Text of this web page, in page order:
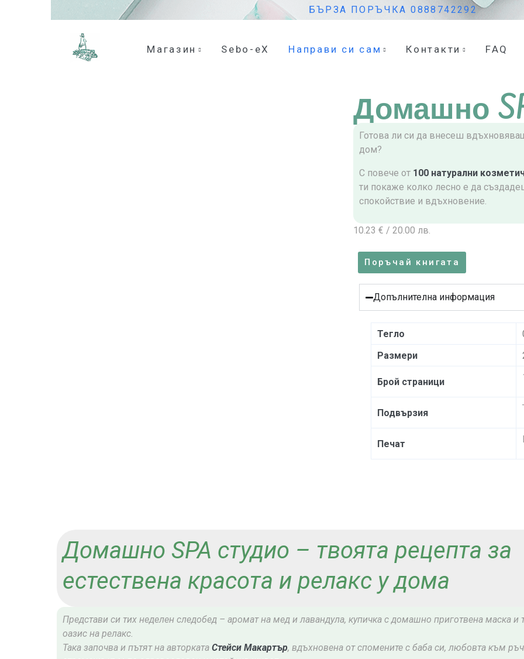
БЪРЗА ПОРЪЧКА 0888742292
Магазин Sebo-eX Направи си сам Контакти FAQ
Домашно
Готова ли си да внесеш
дом?
С повече от 100 натурални
ти покаже колко лесно е да
спокойствие и вдъхновение.
10.23 € /20.00 лв.
Поръчай книгата
Допълнителна информация
Тегло
Размери
Брой страници
Подвързия
Печат
Домашно SPA студио – твоята рецепта за
естествена красота и релакс у дома
Представи си тих неделен следобед – аромат на мед и лавандула, купичка с домашно приготвена маска и
оазис на релакс.
Така започва и пътят на авторката Стейси Макартър, вдъхновена от спомените с баба си, любовта към